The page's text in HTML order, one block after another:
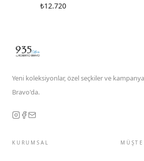
₺12.720
Yeni koleksiyonlar, özel seçkiler ve
Bravo'da.
KURUMSAL